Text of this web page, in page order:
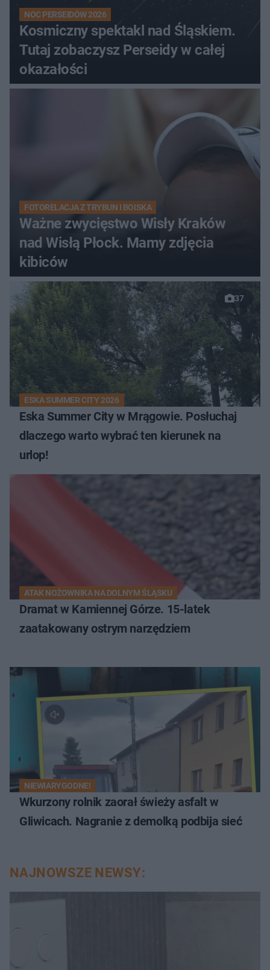
NOC PERSEIDÓW 2026
Kosmiczny spektakl nad Śląskiem.
Tutaj zobaczysz Perseidy w całej
okazałości
FOTORELACJA Z TRYBUN I BOISKA
Ważne zwycięstwo Wisły Kraków
nad Wisłą Płock. Mamy zdjęcia
kibiców
37
ESKA SUMMER CITY 2026
Eska Summer City w Mrągowie. Posłuchaj
dlaczego warto wybrać ten kierunek na
urlop!
ATAK NOŻOWNIKA NA DOLNYM ŚLĄSKU
Dramat w Kamiennej Górze. 15-latek
zaatakowany ostrym narzędziem
NIEWIARYGODNE!
Wkurzony rolnik zaorał świeży asfalt w
Gliwicach. Nagranie z demolką podbija sieć
NAJNOWSZE NEWSY: